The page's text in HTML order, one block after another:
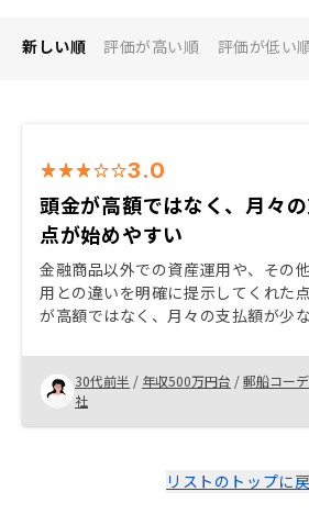
新しい順 評価が高い順 評価が低い
3.0
頭金が高額ではなく、月々
点が始めやすい
金融商品以外での資産運用や、その
用との違いを明確に提示してくれた
が高額ではなく、月々の支払額が少
用支払い額が想定していたよりも高
らの手続きが慌ただしい点。申し込
辺りの説明が欲しかった。
30代前半 / 年収500万円台 /郵船コー
社
リストのトップに